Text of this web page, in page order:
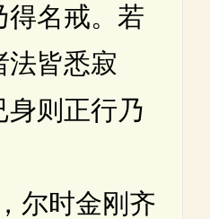
得名戒。若
法皆悉寂
身则正行乃
时金刚齐